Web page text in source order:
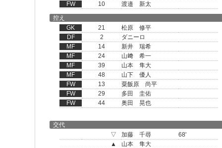
FW
10
渡邉 新太
控え
GK
21
松原 修平
DF
2
ダニーロ
MF
14
新井 瑞希
MF
24
山﨑 希一
MF
39
山本 隼大
MF
48
山下 優人
FW
13
粟飯原 尚平
FW
29
多田 圭佑
FW
44 奥田 晃也
交代
▽
加藤 千尋
68'
▲
山本 隼大